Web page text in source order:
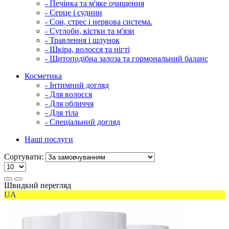
- Печінка та м'яке очищення
- Серце і судини
- Сон, стрес і нервова система.
- Суглоби, кістки та м'язи
- Травлення і шлунок
- Шкіра, волосся та нігті
- Щитоподібна залоза та гормональний баланс
Косметика
- Інтимний догляд
- Для волосся
- Для обличчя
- Для тіла
- Спеціальний догляд
Наші послуги
Сортувати:
Швидкий перегляд
UA